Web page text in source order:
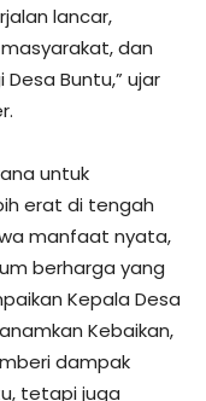
lancar,
dan
Buntu,” ujar
untuk
erat di tengah
manfaat nyata,
berharga yang
Kepala Desa
Kebaikan,
dampak
tetapi juga